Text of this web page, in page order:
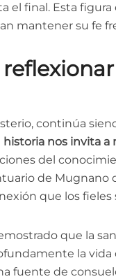
el final. Esta
mantener su fe
continúa
historia nos invita a
del
de Mugnano
que los fieles
que la
la vida
fuente de